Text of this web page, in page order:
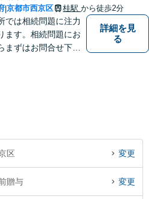
|京都市西京区 桂駅 から徒歩2分
では相続問題に注力
ます。相続問題にお
まずはお問合せ下さ
詳細を見
る
区 変更
贈与 変更